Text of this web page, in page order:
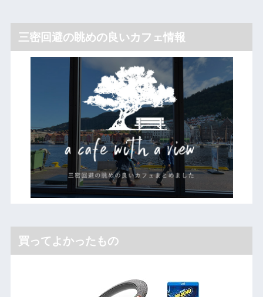
三密回避の眺めの良いカフェ情報
買ってよかったもの